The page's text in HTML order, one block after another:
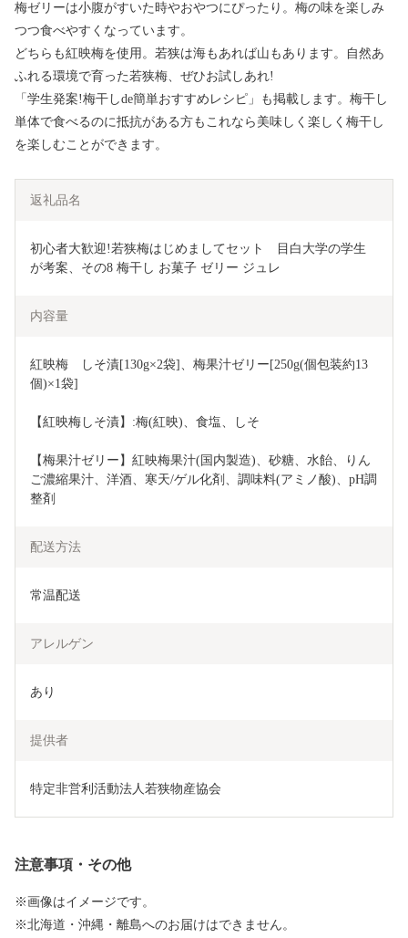
梅ゼリーは小腹がすいた時やおやつにぴったり。梅の味を楽しみ
つつ食べやすくなっています。
どちらも紅映梅を使用。若狭は海もあれば山もあります。自然あ
ふれる環境で育った若狭梅、ぜひお試しあれ!
「学生発案!梅干しde簡単おすすめレシピ」も掲載します。梅干し
単体で食べるのに抵抗がある方もこれなら美味しく楽しく梅干し
を楽しむことができます。
返礼品名
初心者大歓迎!若狭梅はじめましてセット　目白大学の学生
が考案、その8 梅干し お菓子 ゼリー ジュレ
内容量
紅映梅　しそ漬[130g×2袋]、梅果汁ゼリー[250g(個包装約13
個)×1袋]
【紅映梅しそ漬】:梅(紅映)、食塩、しそ
【梅果汁ゼリー】紅映梅果汁(国内製造)、砂糖、水飴、りん
ご濃縮果汁、洋酒、寒天/ゲル化剤、調味料(アミノ酸)、pH調
整剤
配送方法
常温配送
アレルゲン
あり
提供者
特定非営利活動法人若狭物産協会
注意事項・その他
※画像はイメージです。
※北海道・沖縄・離島へのお届けはできません。